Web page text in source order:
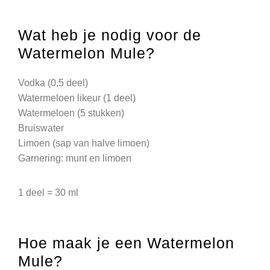
Wat heb je nodig voor de
Watermelon Mule?
Vodka (0,5 deel)
Watermeloen likeur (1 deel)
Watermeloen (5 stukken)
Bruiswater
Limoen (sap van halve limoen)
Garnering: munt en limoen
1 deel = 30 ml
Hoe maak je een Watermelon
Mule?